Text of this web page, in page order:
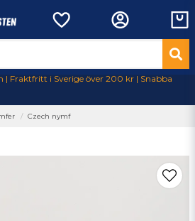
| Fraktfritt i Sverige över 200 kr | Snabba
Czech nymf